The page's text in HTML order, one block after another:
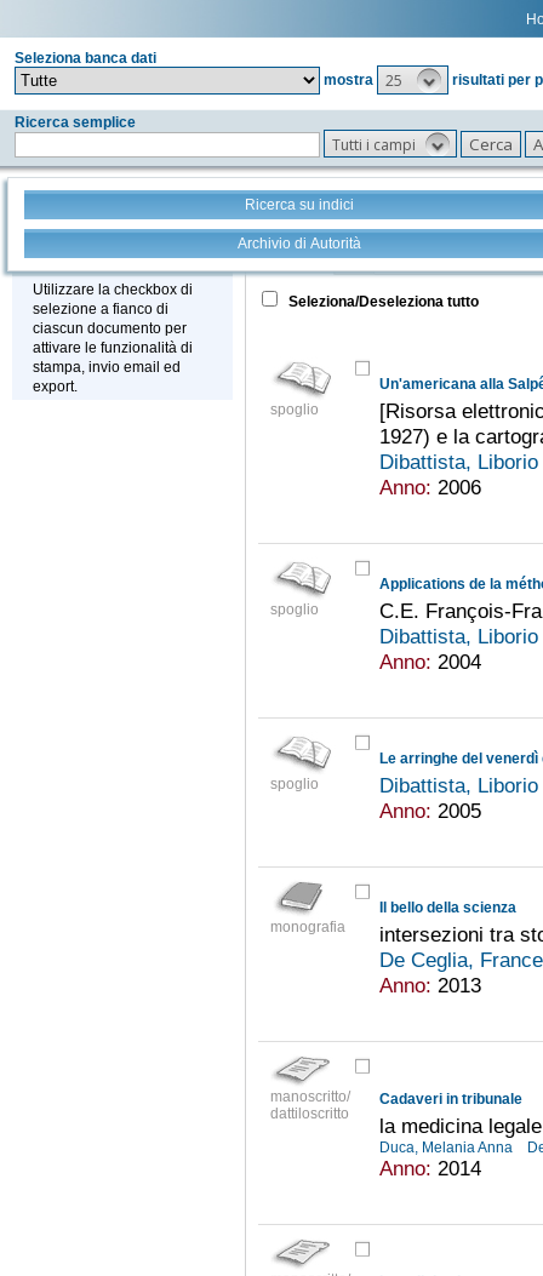
Seleziona banca dati
mostra
25 risultati per
Ricerca semplice
Tutti i campi
Ricerca su indici
Archivio di Autorità
Stampa - Email - Export
Utilizzare la checkbox di
selezione a fianco di
ciascun documento per
attivare le funzionalità di
stampa, invio email ed
export.
Tutto +
Seleziona/Deseleziona tutto
spoglio
Un'americana alla
[Risorsa
1927) e la
Dibattista, Liborio
Anno: 2006
spoglio
C.E. François-
Dibattista, Liborio
Anno: 2004
spoglio
Le arringhe del venerdì
Dibattista, Liborio
Anno: 2005
monografia
Il bello della scienza
intersezioni tra
De Ceglia,
Anno: 2013
manoscritto/
dattiloscritto
Cadaveri in tribunale
la medicina
Duca, Melania Anna
Anno: 2014